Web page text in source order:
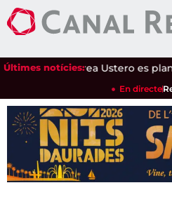
Últimes notícies:
i Andrea Ustero es
En directe